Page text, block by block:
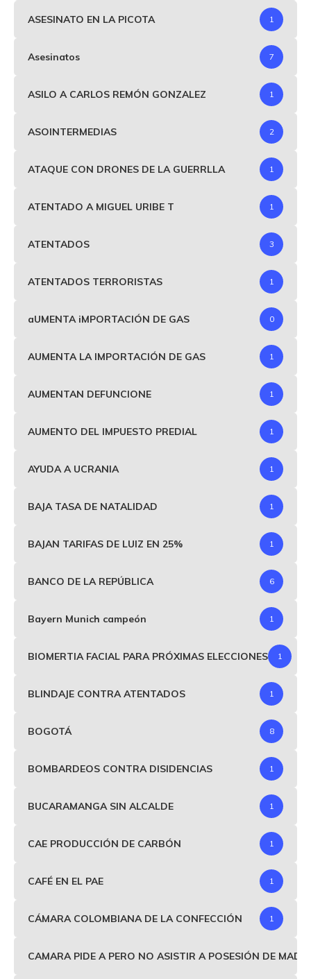
ASESINATO EN LA PICOTA 1
Asesinatos 7
ASILO A CARLOS REMÓN GONZALEZ 1
ASOINTERMEDIAS 2
ATAQUE CON DRONES DE LA GUERRLLA 1
ATENTADO A MIGUEL URIBE T 1
ATENTADOS 3
ATENTADOS TERRORISTAS 1
aUMENTA iMPORTACIÓN DE GAS 0
AUMENTA LA IMPORTACIÓN DE GAS 1
AUMENTAN DEFUNCIONE 1
AUMENTO DEL IMPUESTO PREDIAL 1
AYUDA A UCRANIA 1
BAJA TASA DE NATALIDAD 1
BAJAN TARIFAS DE LUIZ EN 25% 1
BANCO DE LA REPÚBLICA 6
Bayern Munich campeón 1
BIOMERTIA FACIAL PARA PRÓXIMAS ELECCIONES 1
BLINDAJE CONTRA ATENTADOS 1
BOGOTÁ 8
BOMBARDEOS CONTRA DISIDENCIAS 1
BUCARAMANGA SIN ALCALDE 1
CAE PRODUCCIÓN DE CARBÓN 1
CAFÉ EN EL PAE 1
CÁMARA COLOMBIANA DE LA CONFECCIÓN 1
CAMARA PIDE A PERO NO ASISTIR A POSESIÓN DE